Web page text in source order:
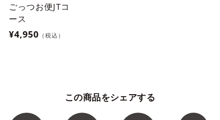
ごっつお便JTコ
ース
¥4,950 （税込）
この商品をシェアする